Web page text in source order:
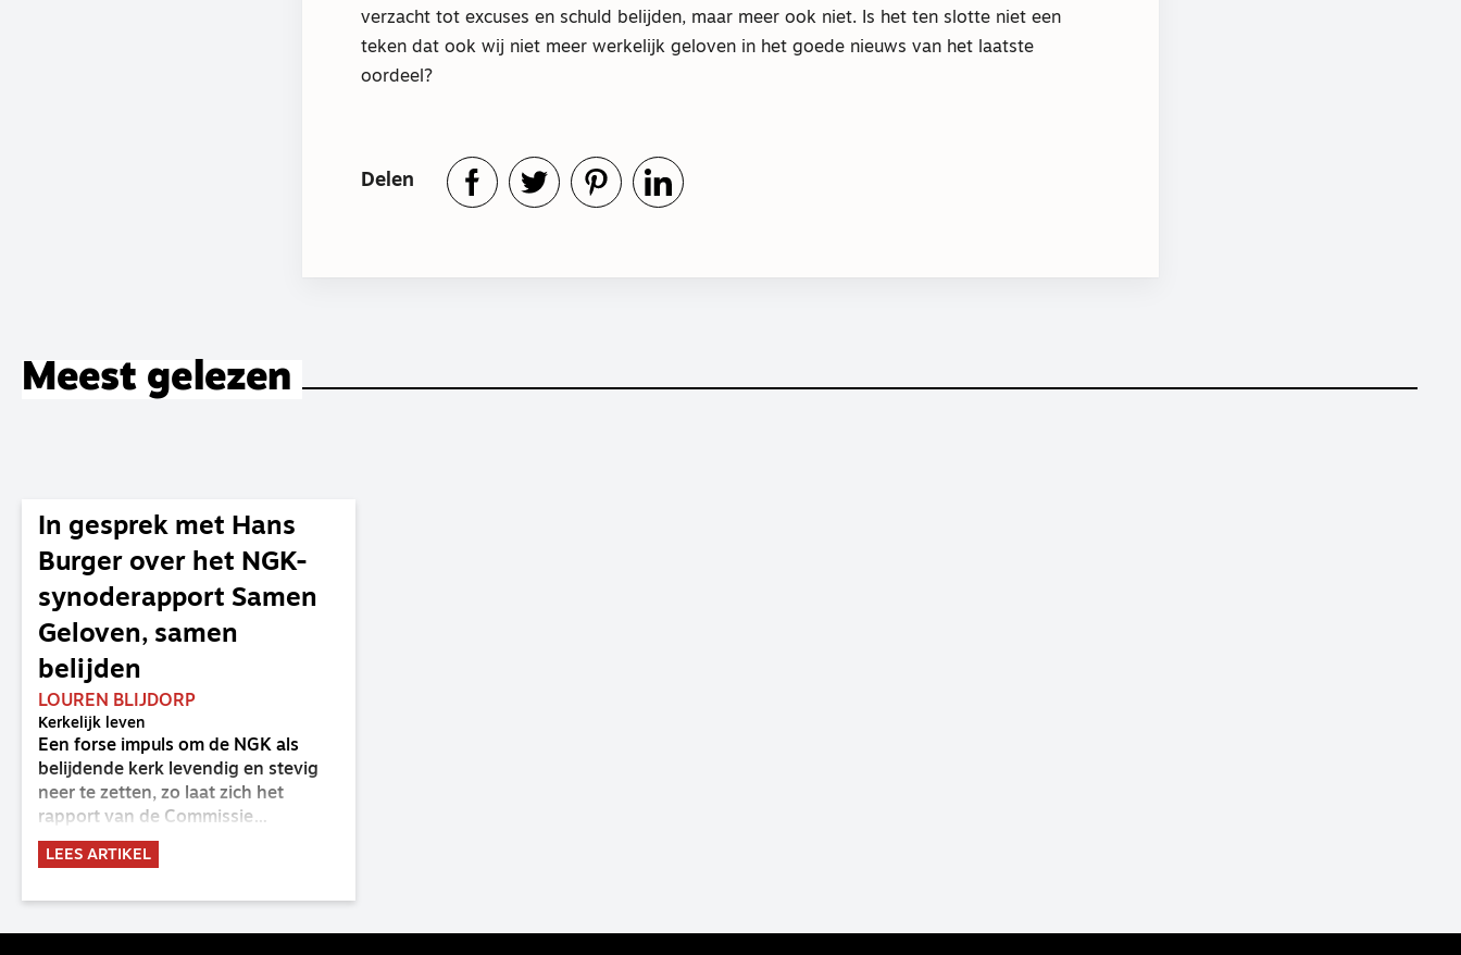
verzacht tot excuses en schuld belijden, maar meer ook niet. Is het ten slotte niet een
teken dat ook wij niet meer werkelijk geloven in het goede nieuws van het laatste
oordeel?
Delen
Meest gelezen
In gesprek met Hans
Burger over het NGK-
synoderapport Samen
Geloven, samen
belijden
LOUREN BLIJDORP
Kerkelijk leven
Een forse impuls om de NGK als
belijdende kerk levendig en stevig
neer te zetten, zo laat zich het
rapport van de Commissie
Belijdende Kerk (CBK) lezen. Deze
commissie is al sinds de eenwording
2023 de opdracht om haar analyse
LEES ARTIKEL